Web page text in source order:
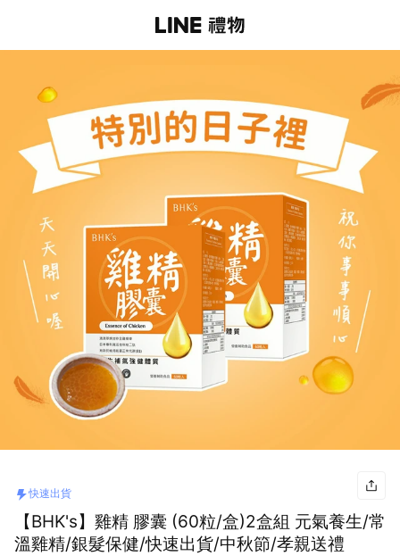
快速出貨
【BHK's】雞精 膠囊 (60粒/盒)2盒組 元氣養生/常
溫雞精/銀髮保健/快速出貨/中秋節/孝親送禮